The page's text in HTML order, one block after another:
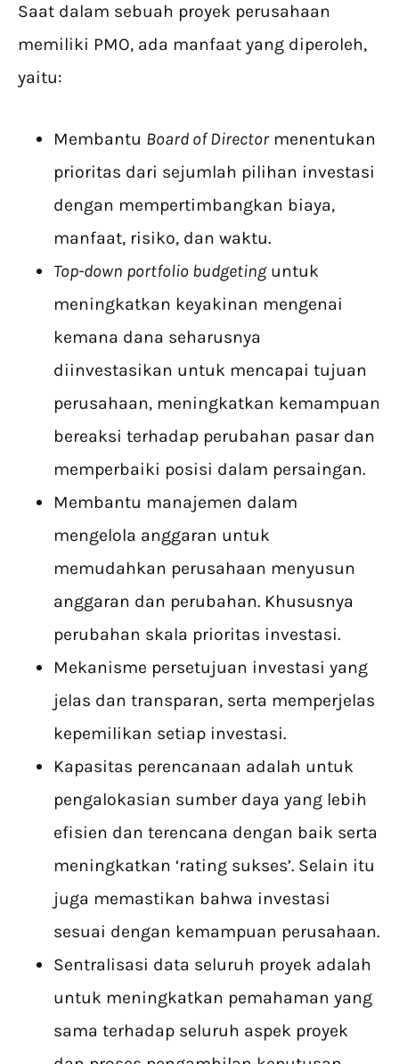
Saat dalam sebuah proyek perusahaan
memiliki PMO, ada manfaat yang diperoleh,
yaitu:
Membantu Board of Director menentukan
prioritas dari sejumlah pilihan investasi
dengan mempertimbangkan biaya,
manfaat, risiko, dan waktu.
Top-down portfolio budgetinguntuk
meningkatkan keyakinan mengenai
kemana dana seharusnya
diinvestasikan untuk mencapai tujuan
perusahaan, meningkatkan kemampuan
bereaksi terhadap perubahan pasar dan
memperbaiki posisi dalam persaingan.
Membantu manajemen dalam
mengelola anggaran untuk
memudahkan perusahaan menyusun
anggaran dan perubahan. Khususnya
perubahan skala prioritas investasi.
Mekanisme persetujuan investasi yang
jelas dan transparan, serta memperjelas
kepemilikan setiap investasi.
Kapasitas perencanaan adalah untuk
pengalokasian sumber daya yang lebih
efisien dan terencana dengan baik serta
meningkatkan ‘rating sukses’. Selain itu
juga memastikan bahwa investasi
sesuai dengan kemampuan perusahaan.
Sentralisasi data seluruh proyek adalah
untuk meningkatkan pemahaman yang
sama terhadap seluruh aspek proyek